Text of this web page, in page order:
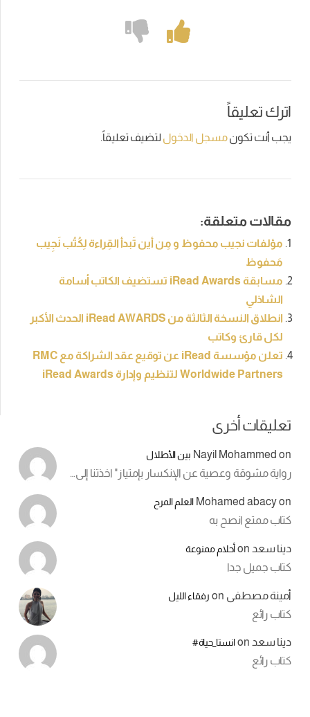
اترك تعليقاً
يجب أنت تكونمسجل الدخوللتضيف تعليقاً.
مقالات متعلقة:
مؤلفات نجيب محفوظ و مِن أين تَبدأ القِراءة لِكُتُب نَجِيب
مَحفوظ
مسابقة iRead Awards تستضيف الكاتب أسامة
الشاذلي
انطلاق النسخة الثالثة من iRead AWARDS الحدث الأكبر
لكل قارئ وكاتب
تعلن مؤسسة iRead عن توقيع عقد الشراكة مع RMC
Worldwide Partners لتنظيم وإدارة iRead Awards
تعليقات أخرى
Nayil Mohammed on بين الأطلال
رواية مشوقة وعصية عن الإنكسار بإمتياز" اخذتنا إلى…
Mohamed abacyon العلم المرح
كتاب ممتع انصح به
دينا سعد onأحلام ممنوعة
كتاب جميل جدا
أمينة مصطفى on رفقاء الليل
كتاب رائع
دينا سعد onانستا_حياة#
كتاب رائع